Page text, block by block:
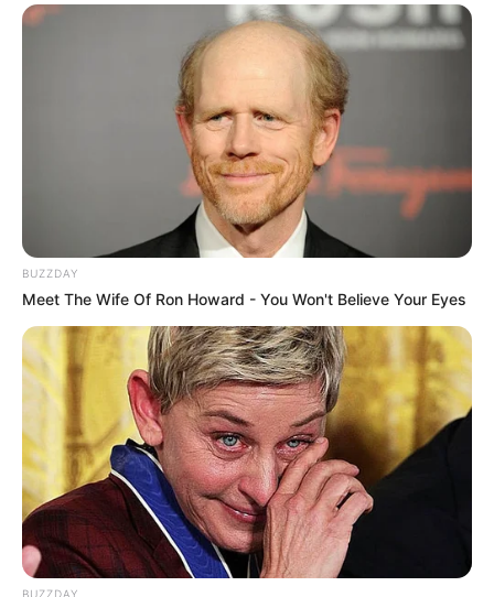
BUZZDAY
Meet The Wife Of Ron Howard - You Won't Believe Your Eyes
BUZZDAY